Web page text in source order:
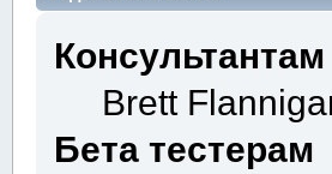
Консультантам
Brett
Бета тестерам